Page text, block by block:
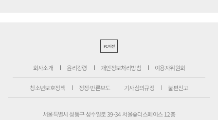
PC버전
회사소개 윤리강령 개인정보처리방침 이용자위원회
청소년보호정책 정정·반론보도 기사심의규정 불편신고
서울특별시 성동구 성수일로 39-34 서울숲더스페이스 12층